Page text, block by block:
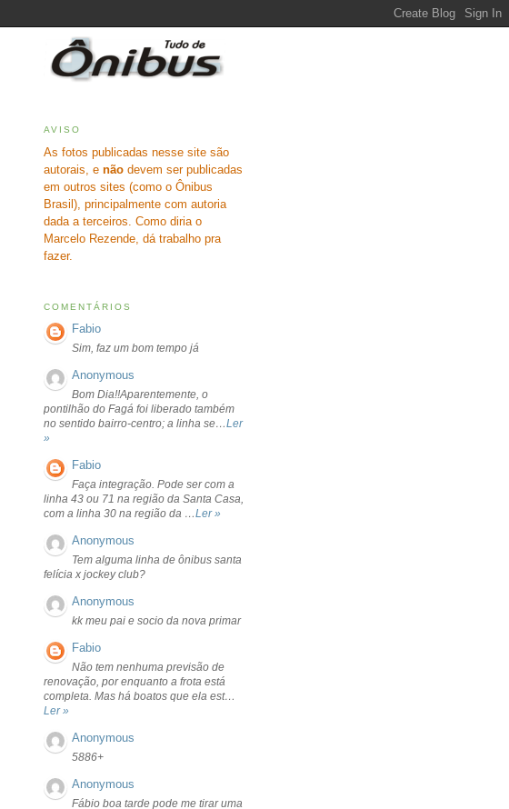
AVISO
As fotos publicadas nesse site são
autorais, e não devem ser publicadas
em outros sites (como o Ônibus
Brasil), principalmente com autoria
dada a terceiros. Como diria o
Marcelo Rezende, dá trabalho pra
fazer.
COMENTÁRIOS
Fabio
Sim, faz um bom tempo já
Anonymous
Bom Dia!!Aparentemente, o
pontilhão do Fagá foi liberado também
no sentido bairro-centro; a linha se…Ler
»
Fabio
Faça integração. Pode ser com a
linha 43 ou 71 na região da Santa Casa,
com a linha 30 na região da …Ler »
Anonymous
Tem alguma linha de ônibus santa
felícia x jockey club?
Anonymous
kk meu pai e socio da nova primar
Fabio
Não tem nenhuma previsão de
renovação, por enquanto a frota está
completa. Mas há boatos que ela est…
Ler »
Anonymous
5886+
Anonymous
Fábio boa tarde pode me tirar uma